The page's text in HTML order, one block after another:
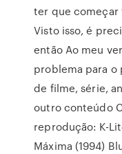
ter que começar
Visto isso, é
então Ao meu
problema para o
de filme, série,
outro conteúdo
reprodução: K-
Máxima (1994)